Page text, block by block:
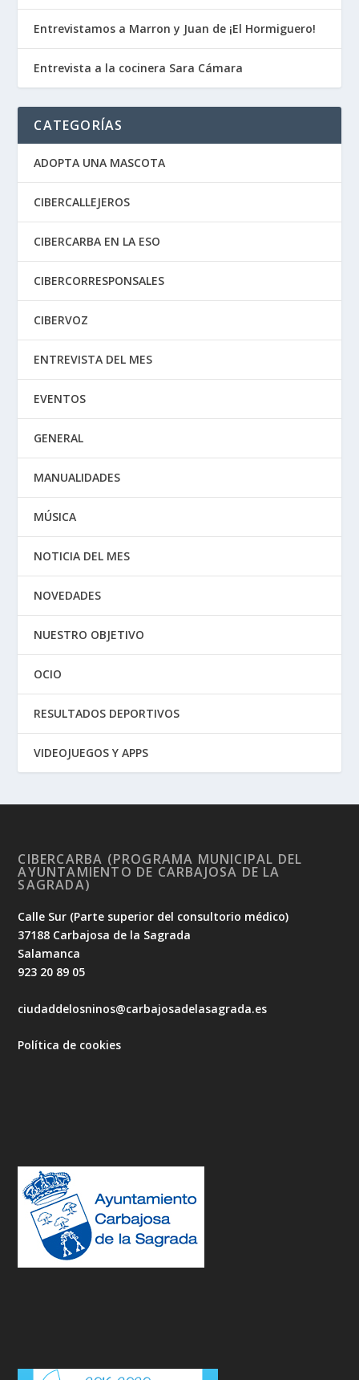
Entrevistamos a Marron y Juan de ¡El Hormiguero!
Entrevista a la cocinera Sara Cámara
CATEGORÍAS
ADOPTA UNA MASCOTA
CIBERCALLEJEROS
CIBERCARBA EN LA ESO
CIBERCORRESPONSALES
CIBERVOZ
ENTREVISTA DEL MES
EVENTOS
GENERAL
MANUALIDADES
MÚSICA
NOTICIA DEL MES
NOVEDADES
NUESTRO OBJETIVO
OCIO
RESULTADOS DEPORTIVOS
VIDEOJUEGOS Y APPS
CIBERCARBA (PROGRAMA MUNICIPAL DEL
AYUNTAMIENTO DE CARBAJOSA DE LA
SAGRADA)
Calle Sur (Parte superior del consultorio médico)
37188 Carbajosa de la Sagrada
Salamanca
923 20 89 05
ciudaddelosninos@carbajosadelasagrada.es
Política de cookies